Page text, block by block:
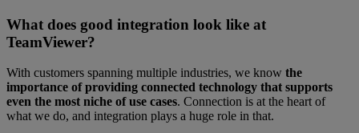
What does good integration look like at
TeamViewer?
With customers spanning multiple industries, we know the
importance of providing connected technology that supports
even the most niche of use cases. Connection is at the heart of
what we do, and integration plays a huge role in that.